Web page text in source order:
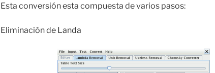
Esta conversión esta compuesta de varios pasos:
Eliminación de Landa